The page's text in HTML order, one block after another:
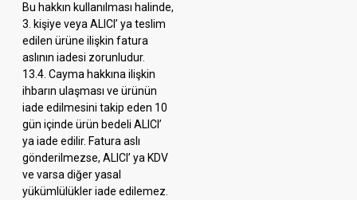
Bu hakkın kullanılması halinde,
3. kişiye veya ALICI’ ya teslim
edilen ürüne ilişkin fatura
aslının iadesi zorunludur.
13.4. Cayma hakkına ilişkin
ihbarın ulaşması ve ürünün
iade edilmesini takip eden 10
gün içinde ürün bedeli ALICI’
ya iade edilir. Fatura aslı
gönderilmezse, ALICI’ ya KDV
ve varsa diğer yasal
yükümlülükler iade edilemez.